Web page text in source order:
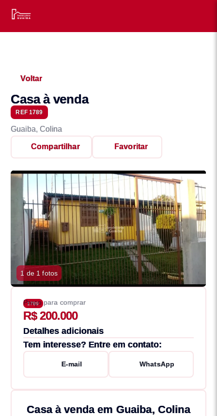
Voltar
Casa à venda
REF 1789
Guaiba, Colina
Compartilhar Favoritar
1 de 1 fotos
1789
Preço para comprar
R$ 200.000
Detalhes adicionais
Tem interesse? Entre em contato:
E-mail WhatsApp
Casa à venda em Guaiba, Colina